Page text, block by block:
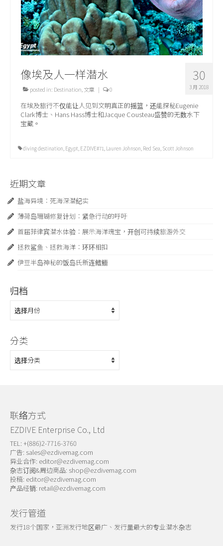
30
3 月 2018
像埃及人一样潜水
posted in: Destination 文章 | 0
在埃及旅行不仅能让人见到文明真正的摇篮，还能探秘Eugenie
Clark博士、Hans Hass博士和Jacque Cousteau盛赞的无数水下
宝藏。
diving destination Egypt EZDIVE#71 Lauren Johnson Red Sea Scott Johnson
近期文章
盐海异境：死海深潜纪实
薄荷岛珊瑚修复计划：紧急行动的呼吁
首届菲律宾潜水体验：展示海洋瑰宝，开创可持续旅游外交
拯救鲨鱼、拯救海洋：环环相扣
伊豆半岛神秘的饭岛氏新连鳍䲗
归档
归
档
分类
分
类
联络方式
EZDIVE Enterprise Co., Ltd
TEL: +(886)2-7716-3760
广告: sales@ezdivemag.com
异业合作: editor@ezdivemag.com
杂志订阅&周边商品: shop@ezdivemag.com
投稿: editor@ezdivemag.com
产品经销: retail@ezdivemag.com
发行管道
发行18个国家，亚洲发行地区最广、发行量最大的专业潜水杂志